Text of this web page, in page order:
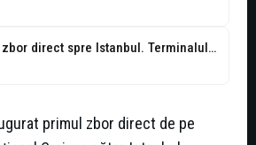
Craiova are zbor direct spre Istanbul. Terminalul nou al aeroportului, aproape gata
primul zbor direct de pe